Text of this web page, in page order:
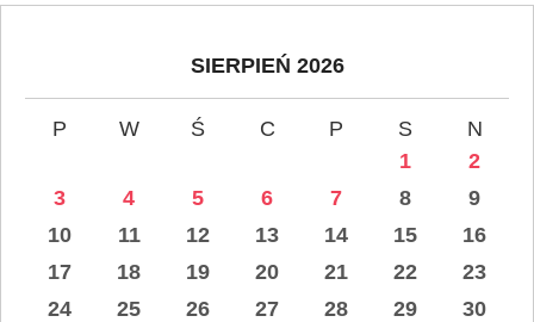
SIERPIEŃ 2026
P W Ś C P S
N
1
2
3
4 5 6 7 8
9
10
11 12 13 14 15
16
17
18 19 20 21 22
23
24
25 26 27 28 29
30